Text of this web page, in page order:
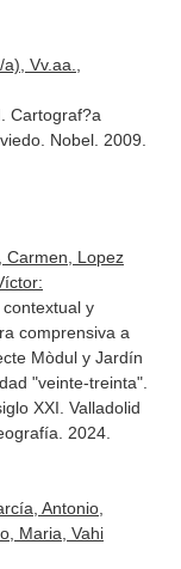
Vv.aa.,
Cartograf?a
Nobel. 2009.
Carmen, Lopez
y
comprensiva a
Mòdul y Jardín
"veinte-treinta".
XXI . Valladolid
2024.
Antonio,
Maria, Vahi